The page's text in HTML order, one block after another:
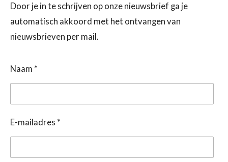
Door je in te schrijven op onze nieuwsbrief ga je
automatisch akkoord met het ontvangen van
nieuwsbrieven per mail.
Naam *
E-mailadres *